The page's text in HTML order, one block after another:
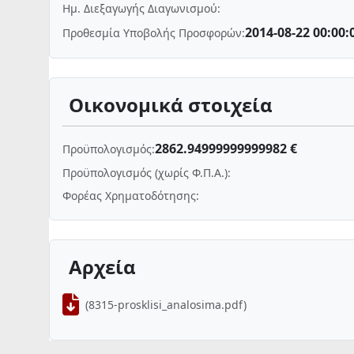
Ημ. Διεξαγωγής Διαγωνισμού:
Προθεσμία Υποβολής Προσφορών:2014-08-22
Οικονομικά στοιχεία
Προϋπολογισμός:2862.94999999999982 €
Προϋπολογισμός (χωρίς Φ.Π.Α.):
Φορέας Χρηματοδότησης:
Αρχεία
(8315-prosklisi_analosima.pdf)